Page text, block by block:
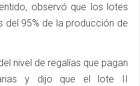
observó que los lotes
del 95% de la producción de
nivel de regalías que pagan
y dijo que el lote II